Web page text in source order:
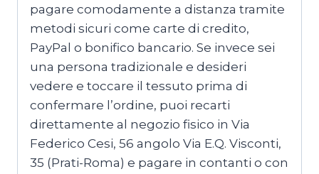
pagare comodamente a distanza tramite
metodi sicuri come carte di credito,
PayPal o bonifico bancario. Se invece sei
una persona tradizionale e desideri
vedere e toccare il tessuto prima di
confermare l’ordine, puoi recarti
direttamente al negozio fisico in Via
Federico Cesi, 56 angolo Via E.Q. Visconti,
35 (Prati-Roma) e pagare in contanti o con